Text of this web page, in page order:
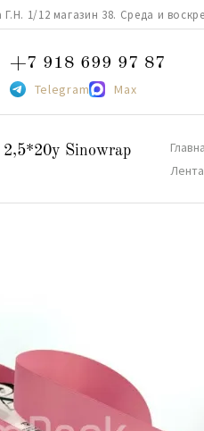
1/12 магазин 38. Среда и
+7 918 699 97 87
Telegram Max
2,5*20y Sinowrap